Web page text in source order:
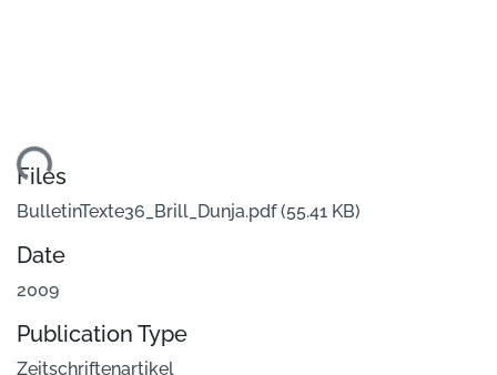
Files
BulletinTexte36_Brill_Dunja.pdf(55.41 KB)
Date
2009
Publication Type
Zeitschriftenartikel